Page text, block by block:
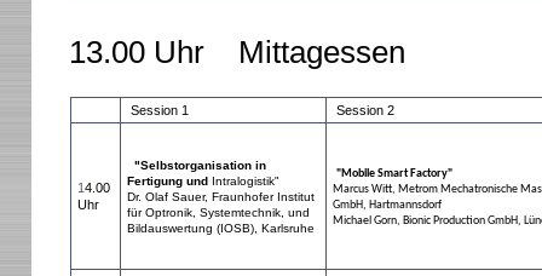
13.00 Uhr Mittagessen
Session 1 Session 2
14.00
Uhr
"Selbstorganisation in
Fertigung und Intralogistik"
Dr. Olaf Sauer, Fraunhofer Institut
für Optronik, Systemtechnik, und
Bildauswertung (IOSB), Karlsruhe
"Mobile Smart Factory"
Marcus Witt, Metrom Mechatronische
GmbH, Hartmannsdorf
Michael Gorn, Bionic Production GmbH,